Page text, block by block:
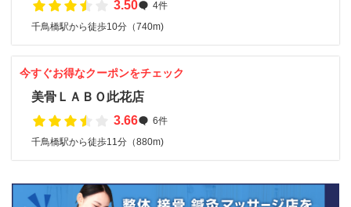
3.50
4件
千鳥橋駅から徒歩10分（740m)
今すぐお得なクーポンをチェック
美骨ＬＡＢＯ此花店
3.66
6件
千鳥橋駅から徒歩11分（880m)